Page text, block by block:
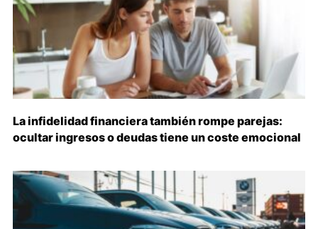
La infidelidad financiera también rompe parejas:
ocultar ingresos o deudas tiene un coste emocional